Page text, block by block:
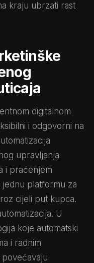
kraju ubrzati rast
digitalnom
i odgovorni na
upravljanja
i praćenjem
jednu platformu za
cijeli put kupca.
U
koje automatski
i radnim